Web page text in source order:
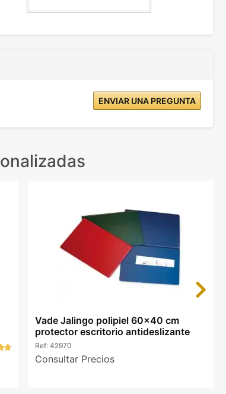
ENVIAR UNA PREGUNTA
Vade Jalingo polipiel 60x40 cm
protector escritorio antideslizante
Ref: 42970
Consultar Precios
Next